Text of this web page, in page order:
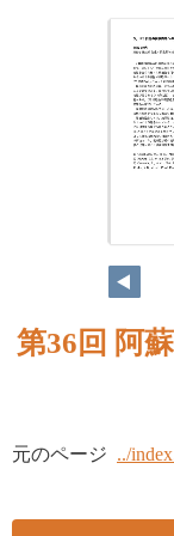
第36回 阿
元のページ ../